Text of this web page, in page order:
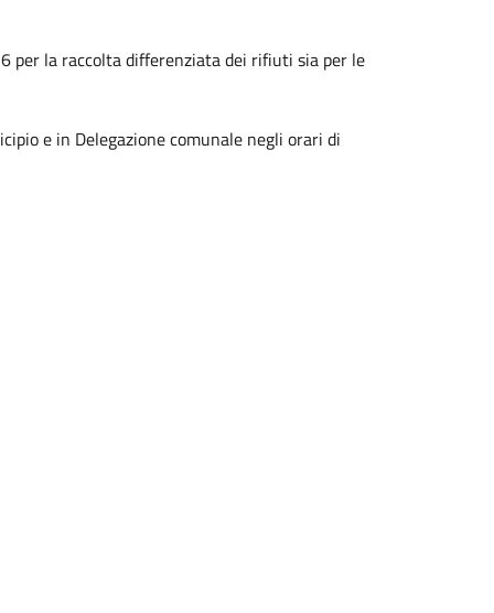
per la raccolta differenziata dei rifiuti sia per le
e in Delegazione comunale negli orari di